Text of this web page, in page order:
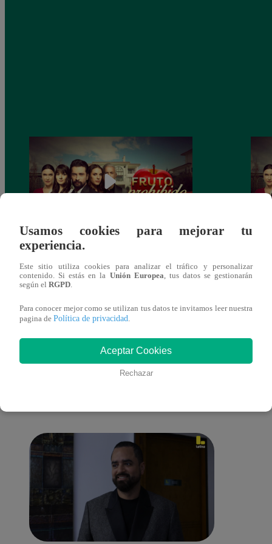
Fruto Prohibido, Martes 27 de agosto –
ver capítulo 211 completo (online y
español)
ver
También te puede
Usamos cookies para mejorar tu
experiencia.
Este sitio utiliza cookies para analizar el tráfico y personalizar
contenido. Si estás en la Unión Europea , tus datos se gestionarán
según el RGPD
Para conocer mejor como se utilizan tus datos te invitamos leer nuestra
pagina de Política de privacidad
Aceptar Cookies
Rechazar